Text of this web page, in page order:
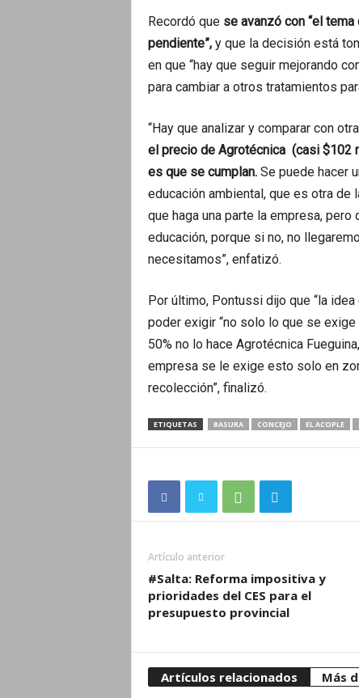
Recordó que se avanzó con “el
pendiente”,y que la decisión está
en que “hay que seguir mejorando
para cambiar a otros tratamientos
“Hay que analizar y comparar con
el precio de Agrotécnica (casi $102
es que se cumplan.Se puede hacer
educación ambiental, que es otra
que haga una parte la empresa,
educación, porque si no, no
necesitamos”, enfatizó.
Por último, Pontussi dijo que “la
poder exigir “no solo lo que se
50% no lo hace Agrotécnica
empresa se le exige esto solo en
recolección”, finalizó.
ETIQUETAS BASURA CONCEJO EL ACOPLE
Artículo anterior
#Salta: Reforma impositiva y
prioridades del CES para el
presupuesto provincial
Artículos relacionados Más